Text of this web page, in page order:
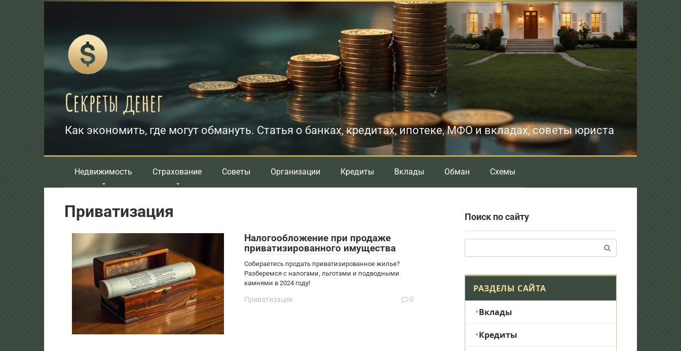
Секреты денег
Как экономить, где могут обмануть. Статья о банках, кредитах, ипотеке, МФО и вкладах, советы юриста
Недвижимость Страхование Советы Организации Кредиты Вклады Обман Схемы
Приватизация
Налогообложение при продаже
приватизированного имущества
Собираетесь продать приватизированное жилье?
Разберемся с налогами, льготами и подводными
камнями в 2024 году!
Приватизация 0
Поиск по сайту
РАЗДЕЛЫ САЙТА
Вклады
Кредиты